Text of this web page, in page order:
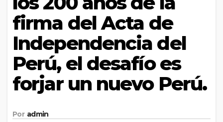
firma del Acta de
Independencia del
Perú, el desafío es
forjar un nuevo Perú.
Por admin